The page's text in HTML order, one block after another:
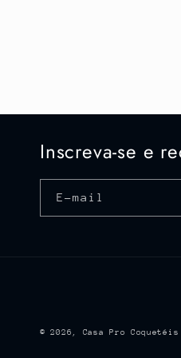
Inscreva-se e
E-mail
© 2026, Casa Pro Coquetéis